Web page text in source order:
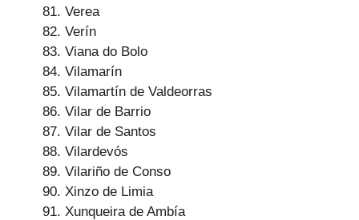
Verea
Verín
Viana do Bolo
Vilamarín
Vilamartín de Valdeorras
Vilar de Barrio
Vilar de Santos
Vilardevós
Vilariño de Conso
Xinzo de Limia
Xunqueira de Ambía